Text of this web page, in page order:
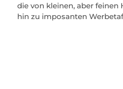
die von kleinen, aber feinen
hin zu imposanten